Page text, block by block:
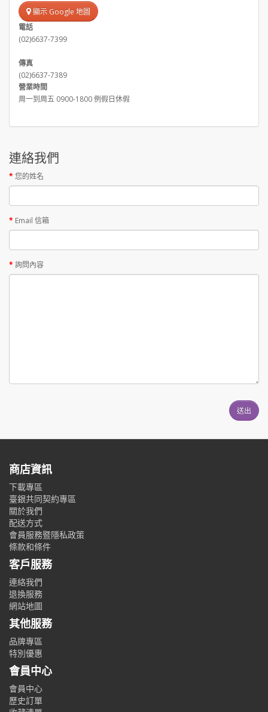
顯示 Google 地圖
電話
(02)6637-7399
傳真
(02)6637-7389
營業時間
周一到周五 0900-1800 例假日休假
連絡我們
您的姓名
Email 信箱
詢問內容
商店資訊
下載專區
臺銀共同契約專區
關於我們
配送方式
會員服務暨隱私政策
條款和條件
客戶服務
連絡我們
退換服務
網站地圖
其他服務
品牌專區
特別優惠
會員中心
會員中心
歷史訂單